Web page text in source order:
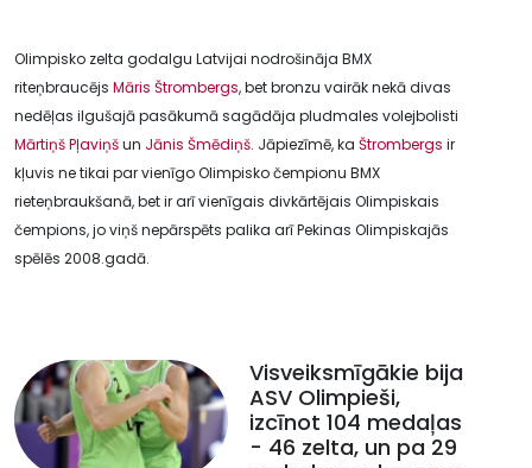
Olimpisko zelta godalgu Latvijai nodrošināja BMX
riteņbraucējs Māris Štrombergs, bet bronzu vairāk nekā divas
nedēļas ilgušajā pasākumā sagādāja pludmales volejbolisti
Mārtiņš Pļaviņšun Jānis Šmēdiņš. Jāpiezīmē, ka Štrombergs ir
kļuvis ne tikai par vienīgo Olimpisko čempionu BMX
rieteņbraukšanā, bet ir arī vienīgais divkārtējais Olimpiskais
čempions, jo viņš nepārspēts palika arī Pekinas Olimpiskajās
spēlēs 2008.gadā.
Visveiksmīgākie bija
ASV Olimpieši,
izcīnot 104 medaļas
- 46 zelta, un pa 29